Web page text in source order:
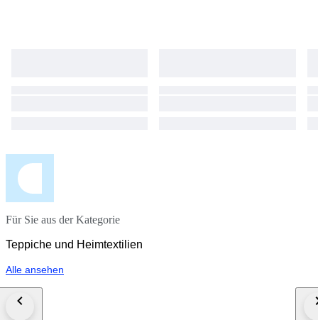
Für Sie aus der Kategorie
Teppiche und Heimtextilien
Alle ansehen